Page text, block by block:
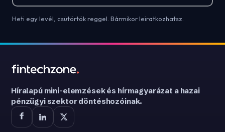
Heti egy levél, csütörtök reggel. Bármikor leiratkozhatsz.
Híralapú mini-elemzések és hírmagyarázat a hazai
pénzügyi szektor döntéshozóinak.